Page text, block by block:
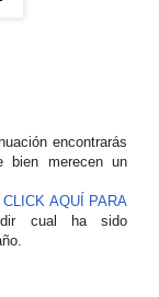
encontrarás
bien merecen un
CLICK AQUÍ PARA
cual ha sido